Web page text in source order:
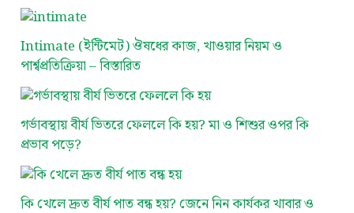
Intimate (ইন্টিমেট) ঔষধের কাজ, খাওয়ার নিয়ম ও
পার্শ্বপ্রতিক্রিয়া – বিস্তারিত
গর্ভাবস্থায় বীর্য ভিতরে ফেললে কি হয়? মা ও শিশুর ওপর কি
প্রভাব পড়ে?
কি খেলে দ্রুত বীর্য পাত বন্ধ হয়? জেনে নিন কার্যকর খাবার ও